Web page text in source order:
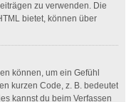
zu verwenden. Die
bietet, können über
können, um ein Gefühl
kurzen Code, z. B. bedeutet
kannst du beim Verfassen